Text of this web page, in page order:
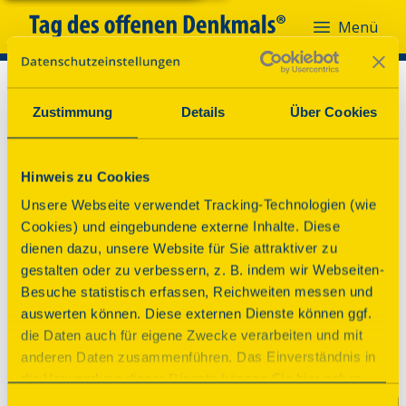
Zustimmung Details Über Cookies
Hinweis zu Cookies
Unsere Webseite verwendet Tracking-Technologien (wie
Cookies) und eingebundene externe Inhalte. Diese
dienen dazu, unsere Website für Sie attraktiver zu
gestalten oder zu verbessern, z. B. indem wir Webseiten-
Besuche statistisch erfassen, Reichweiten messen und
auswerten können. Diese externen Dienste können ggf.
die Daten auch für eigene Zwecke verarbeiten und mit
anderen Daten zusammenführen. Das Einverständnis in
die Verwendung dieser Dienste können Sie hier geben.
Menü